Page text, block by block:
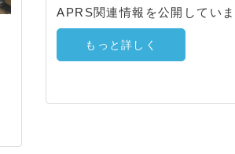
APRS関連情報を公開していま
もっと詳しく